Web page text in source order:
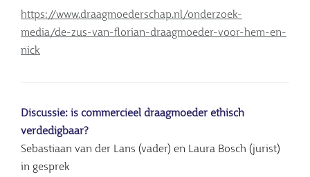
https://www.draagmoederschap.nl/onderzoek-
media/de-zus-van-florian-draagmoeder-voor-hem-en-
nick
Discussie: is commercieel draagmoeder ethisch
verdedigbaar?
Sebastiaan van der Lans (vader) en Laura Bosch (jurist)
in gesprek